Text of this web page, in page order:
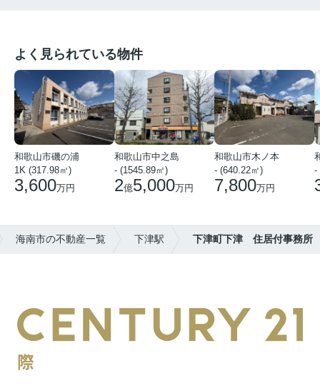
よく見られている物件
和歌山市磯の浦
1K (317.98㎡)
3,600万円
和歌山市中之島
- (1545.89㎡)
2億5,000万円
和歌山市木ノ本
- (640.22㎡)
7,800万円
-
海南市の不動産一覧 下津駅 下津町下津 住居付事務所